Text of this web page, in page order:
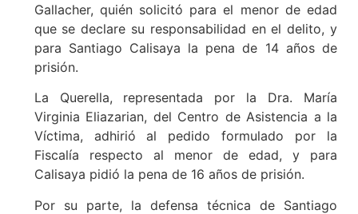
Gallacher, quién solicitó para el menor de edad
que se declare su responsabilidad en el delito, y
para Santiago Calisaya la pena de 14 años de
prisión.
La Querella, representada por la Dra. María
Virginia Eliazarian, del Centro de Asistencia a la
Víctima, adhirió al pedido formulado por la
Fiscalía respecto al menor de edad, y para
Calisaya pidió la pena de 16 años de prisión.
Por su parte, la defensa técnica de Santiago